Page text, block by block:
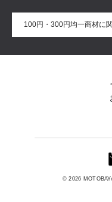
100円・300円均一商材に
© 2026